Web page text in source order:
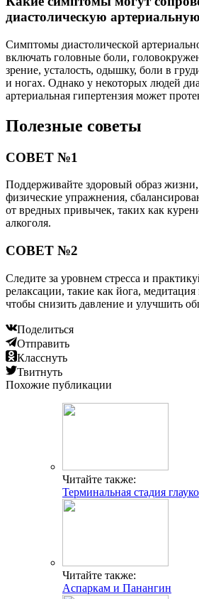
диастолическую
Симптомы диастолической
включать головные боли,
зрение, усталость, одышку, боли в
и ногах. Однако у некоторых людей
артериальная гипертензия может
Полезные советы
СОВЕТ №1
Поддерживайте здоровый образ
физические упражнения,
от вредных привычек, таких как
алкоголя.
СОВЕТ №2
Следите за уровнем стресса и
релаксации, такие как йога,
чтобы снизить давление и улучшить
Поделиться
Отправить
Класснуть
Твитнуть
Похожие публикации
Читайте также:
Терминальная стадия
Читайте также:
Аспаркам и Панангин